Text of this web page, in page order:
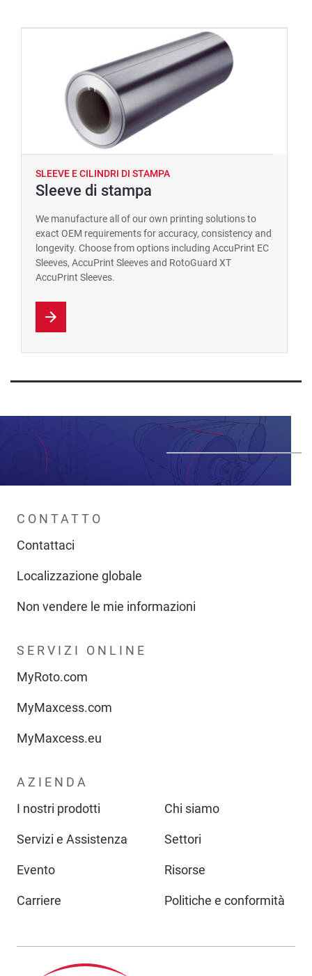
SLEEVE E CILINDRI DI STAMPA
Sleeve di stampa
We manufacture all of our own printing solutions to
exact OEM requirements for accuracy, consistency and
longevity. Choose from options including AccuPrint EC
Sleeves, AccuPrint Sleeves and RotoGuard XT
AccuPrint Sleeves.
CONTATTO
Contattaci
Localizzazione globale
Non vendere le mie informazioni
SERVIZI ONLINE
MyRoto.com
MyMaxcess.com
MyMaxcess.eu
AZIENDA
I nostri prodotti
Chi siamo
Servizi e Assistenza Settori
Evento Risorse
Carriere Politiche e conformità